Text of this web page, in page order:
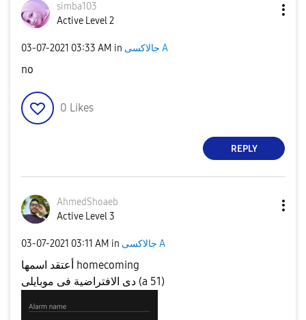
simba103
Active Level 2
‎03-07-2021 03:33 AM in جالاكسى A
no
0 Likes
REPLY
AhmedShoaeb
Active Level 3
‎03-07-2021 03:11 AM in جالاكسى A
أعتقد اسمها homecoming
دى الافتراضية فى موبايلى (a 51)